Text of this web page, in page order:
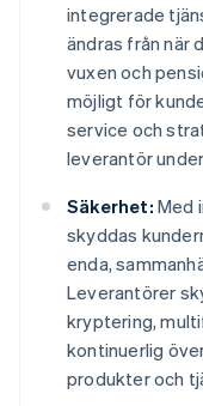
integrerade
ändras från när
vuxen och
möjligt för
service och
leverantör
Säkerhet: Med
skyddas
enda,
Leverantörer
kryptering,
kontinuerlig
produkter och